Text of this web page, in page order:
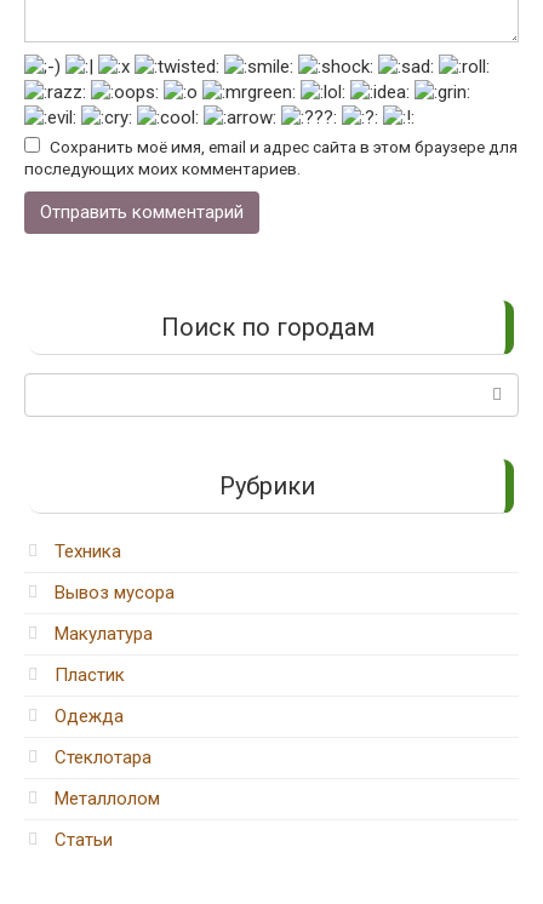
Сохранить моё имя, email и адрес сайта в этом браузере для
последующих моих комментариев.
Поиск по городам
Поиск:
Рубрики
Техника
Вывоз мусора
Макулатура
Пластик
Одежда
Стеклотара
Металлолом
Статьи